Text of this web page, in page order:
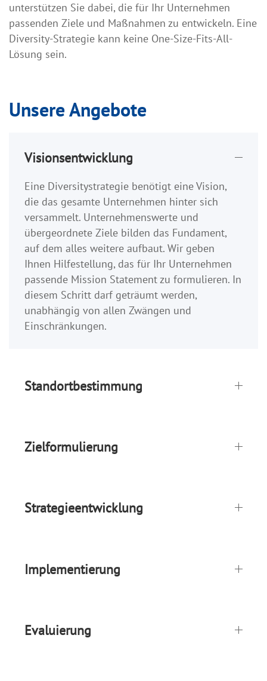
unterstützen Sie dabei, die für Ihr Unternehmen
passenden Ziele und Maßnahmen zu entwickeln. Eine
Diversity-Strategie kann keine One-Size-Fits-All-
Lösung sein.
Unsere Angebote
Visionsentwicklung
Eine Diversitystrategie benötigt eine Vision,
die das gesamte Unternehmen hinter sich
versammelt. Unternehmenswerte und
übergeordnete Ziele bilden das Fundament,
auf dem alles weitere aufbaut. Wir geben
Ihnen Hilfestellung, das für Ihr Unternehmen
passende Mission Statement zu formulieren. In
diesem Schritt darf geträumt werden,
unabhängig von allen Zwängen und
Einschränkungen.
Standortbestimmung
Zielformulierung
Strategieentwicklung
Implementierung
Evaluierung